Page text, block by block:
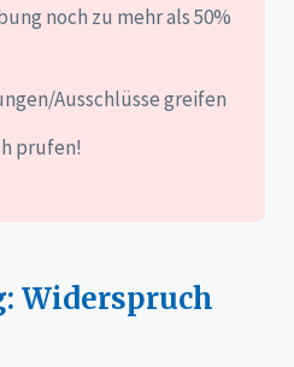
noch zu mehr als 50%
Ausschlüsse greifen
prufen!
Widerspruch